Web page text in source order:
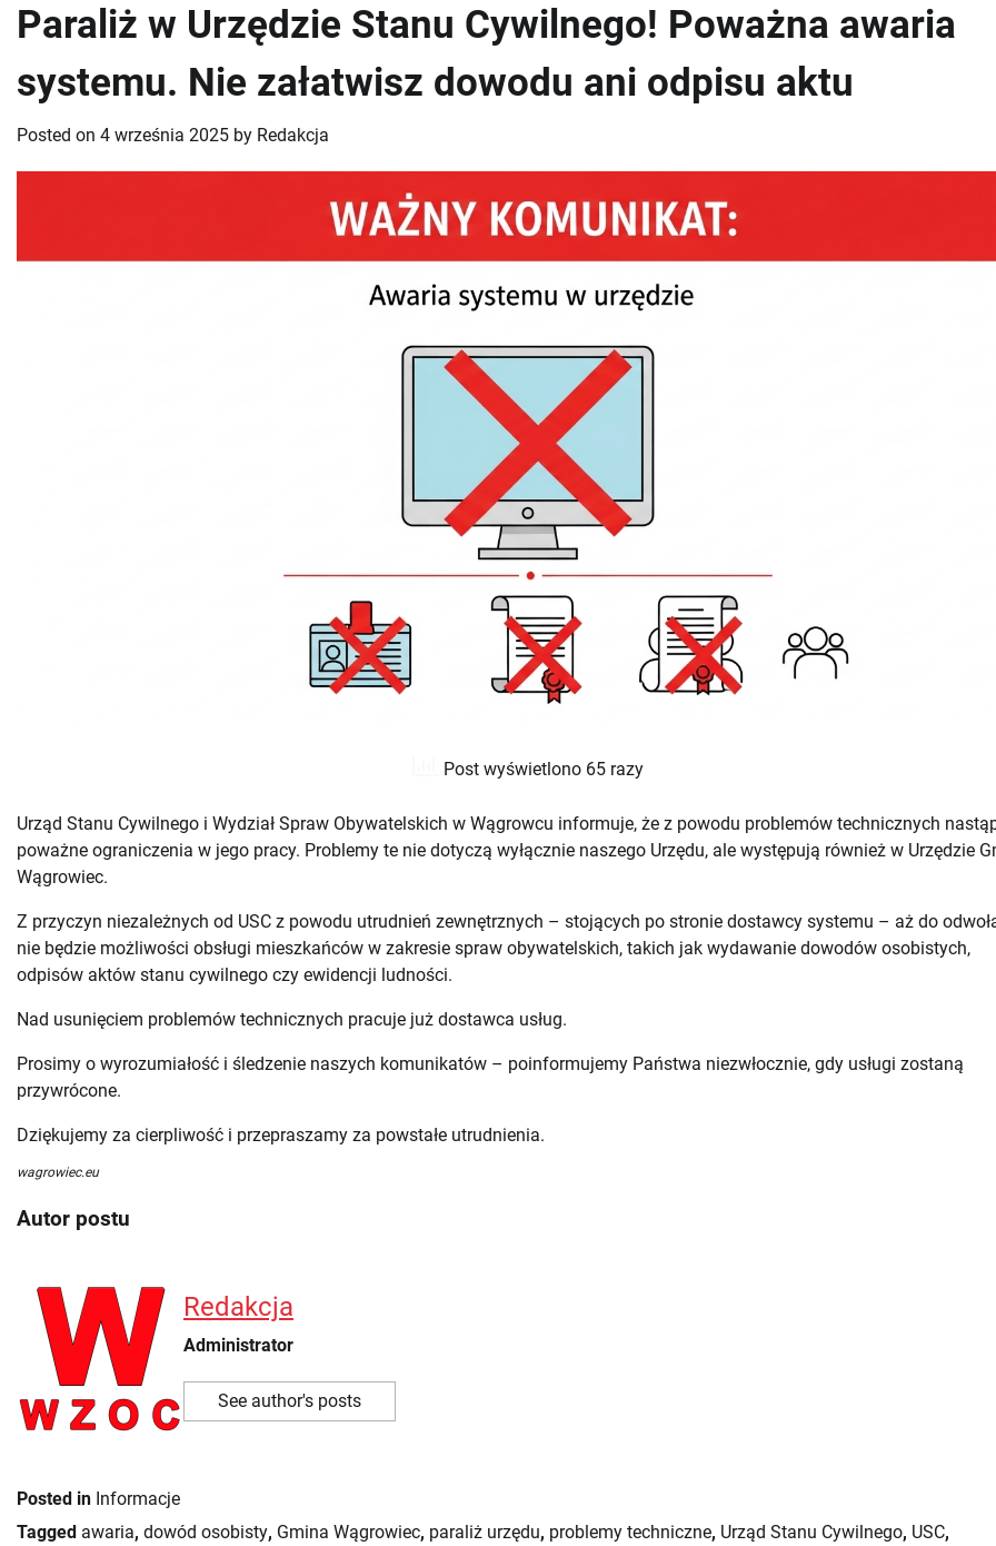
Paraliż w Urzędzie Stanu Cywilnego! Poważna awaria
systemu. Nie załatwisz dowodu ani odpisu aktu
Posted on 4 września 2025 by Redakcja
Post wyświetlono 65 razy
Urząd Stanu Cywilnego i Wydział Spraw Obywatelskich w Wągrowcu informuje, że z powodu problemów technicznych
poważne ograniczenia w jego pracy. Problemy te nie dotyczą wyłącznie naszego Urzędu, ale występują również w Urzędzie
Wągrowiec.
Z przyczyn niezależnych od USC z powodu utrudnień zewnętrznych – stojących po stronie dostawcy systemu – aż do
nie będzie możliwości obsługi mieszkańców w zakresie spraw obywatelskich, takich jak wydawanie dowodów osobistych,
odpisów aktów stanu cywilnego czy ewidencji ludności.
Nad usunięciem problemów technicznych pracuje już dostawca usług.
Prosimy o wyrozumiałość i śledzenie naszych komunikatów – poinformujemy Państwa niezwłocznie, gdy usługi zostaną
przywrócone.
Dziękujemy za cierpliwość i przepraszamy za powstałe utrudnienia.
wagrowiec.eu
Autor postu
Redakcja
Administrator
See author's posts
Posted in Informacje
Tagged awaria, dowód osobisty, Gmina Wągrowiec, paraliż urzędu, problemy techniczne, Urząd Stanu Cywilnego, USC,